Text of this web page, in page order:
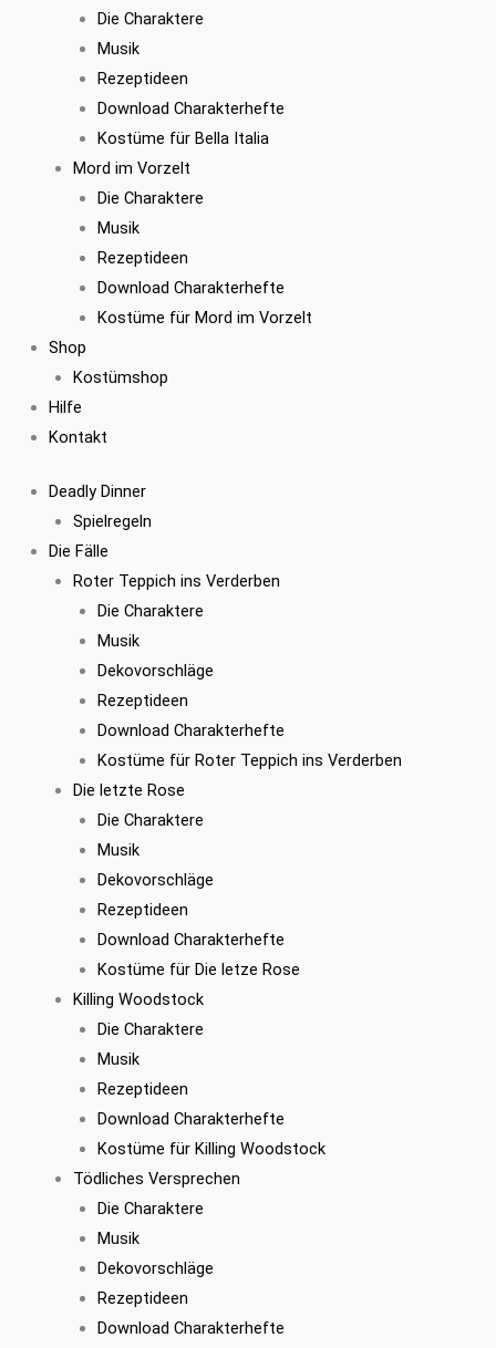
Die Charaktere
Musik
Rezeptideen
Download Charakterhefte
Kostüme für Bella Italia
Mord im Vorzelt
Die Charaktere
Musik
Rezeptideen
Download Charakterhefte
Kostüme für Mord im Vorzelt
Shop
Kostümshop
Hilfe
Kontakt
Deadly Dinner
Spielregeln
Die Fälle
Roter Teppich ins Verderben
Die Charaktere
Musik
Dekovorschläge
Rezeptideen
Download Charakterhefte
Kostüme für Roter Teppich ins Verderben
Die letzte Rose
Die Charaktere
Musik
Dekovorschläge
Rezeptideen
Download Charakterhefte
Kostüme für Die letze Rose
Killing Woodstock
Die Charaktere
Musik
Rezeptideen
Download Charakterhefte
Kostüme für Killing Woodstock
Tödliches Versprechen
Die Charaktere
Musik
Dekovorschläge
Rezeptideen
Download Charakterhefte